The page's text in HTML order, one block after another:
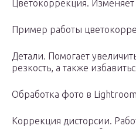
Цветокоррекция.
Пример работы
Детали. Помогает
резкость, а также
Обработка фото в Lightroom
Коррекция дисторсии.